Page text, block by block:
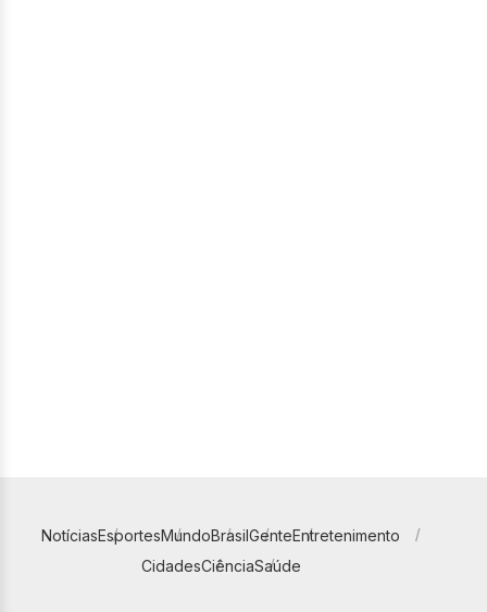
NotíciasEsportesMundoBrasilGenteEntretenimento
CidadesCiênciaSaúde